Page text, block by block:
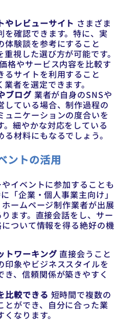
やレビューサイト さまざま
を確認できます。特に、実
体験談を参考にすること
重視した選び方が可能です。
格やサービス内容を比較す
るサイトを利用すること
者を選定できます。
ブログ業者が自身のSNSや
している場合、制作過程の
ュニケーションの度合いを
。細やかな対応をしている
る材料にもなるでしょう。
ントの活用
イベントに参加することも
「企業・個人事業主向け」
ームページ制作業者が出展
ます。直接会話をし、サー
ついて情報を得る絶好の機
トワーキング直接会うこと
印象やビジネススタイルを
き、信頼関係が築きやすく
比較できる 短時間で複数の
とができ、自分に合った業
なります。